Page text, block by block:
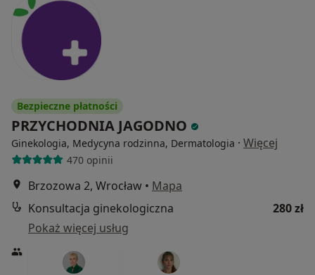
Bezpieczne płatności
PRZYCHODNIA JAGODNO
Ginekologia, Medycyna rodzinna, Dermatologia · Więcej
470 opinii
Brzozowa 2, Wrocław • Mapa
Konsultacja ginekologiczna
280 zł
Pokaż więcej usług